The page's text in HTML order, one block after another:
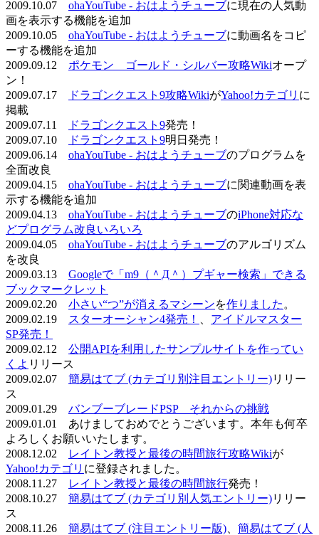
2009.10.07 ohaYouTube - おはようチューブに現在の人気動
画を表示する機能を追加
2009.10.05 ohaYouTube - おはようチューブに動画名をコピ
ーする機能を追加
2009.09.12 ポケモン ゴールド・シルバー攻略Wikiオープ
ン！
2009.07.17
ドラゴンクエスト9攻略WikiがYahoo!カテゴリ に
掲載
2009.07.11
ドラゴンクエスト9発売！
2009.07.10
ドラゴンクエスト9明日発売！
2009.06.14 ohaYouTube - おはようチューブのプログラムを
全面改良
2009.04.15 ohaYouTube - おはようチューブに関連動画を表
示する機能を追加
2009.04.13 ohaYouTube - おはようチューブのiPhone対応な
どプログラム改良いろいろ
2009.04.05 ohaYouTube - おはようチューブのアルゴリズム
を改良
2009.03.13 Googleで「m9（＾Д＾）プギャー検索」できる
ブックマークレット
2009.02.20 小さい“つ”が消えるマシーンを作りました 。
2009.02.19
スターオーシャン4発売！
アイドルマスター
SP発売！
2009.02.12 公開APIを利用したサンプルサイトを作ってい
くよ リリース
2009.02.07 簡易はてブ (カテゴリ別注目エントリー)リリー
ス
2009.01.29 バンブーブレードPSP それからの挑戦
2009.01.01 あけましておめでとうございます。本年も何卒
よろしくお願いいたします。
2008.12.02
レイトン教授と最後の時間旅行攻略Wikiが
Yahoo!カテゴリ に登録されました。
2008.11.27
レイトン教授と最後の時間旅行発売！
2008.10.27 簡易はてブ (カテゴリ別人気エントリー)リリー
ス
2008.11.26 簡易はてブ (注目エントリー版)
簡易はてブ (人